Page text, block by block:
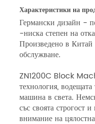
Характеристики на
Германски дизайн -
-ниска степен на
Произведено в
обслужване.
ZN1200C Block
технология, водещата
машина в света.
със своята строгост
внимание на